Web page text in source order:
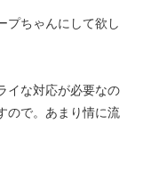
プちゃんにして欲し
イな対応が必要なの
ので。あまり情に流